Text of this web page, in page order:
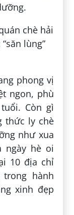
phong vị
ngon, phù
Còn gì
thức ly chè
như xua
ngày hè oi
10 địa chỉ
hành
xinh đẹp